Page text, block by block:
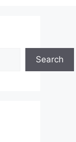
Search